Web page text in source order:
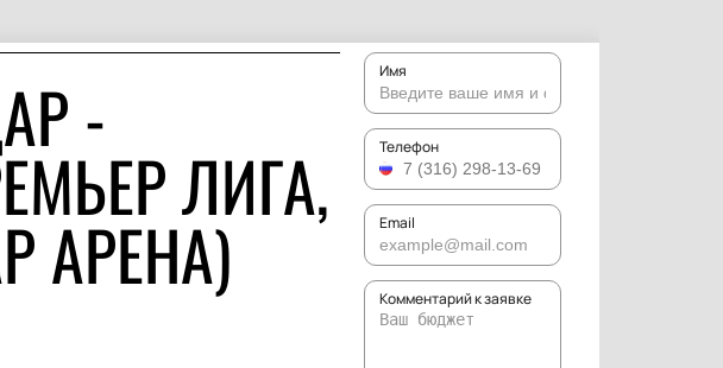
-
ЛИГА,
АРЕНА)
Имя
Телефон
Email
Комментарий к заявке